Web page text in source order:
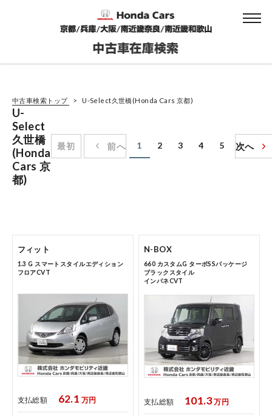
中古車検索トップ U-Select久世橋(Honda Cars 京都)
U-
Select
久世橋
(Honda
Cars 京
都)
最初 前へ 1 2 3 4 5 次へ
フィット
1.3 G スマートスタイルエディション
フロアCVT
支払総額 62.1 万円
N-BOX
660 カスタムG ターボSSパッケージ
ブラックスタイル
インパネCVT
支払総額 101.3万円